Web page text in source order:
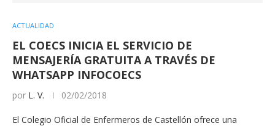
ACTUALIDAD
EL COECS INICIA EL SERVICIO DE
MENSAJERÍA GRATUITA A TRAVÉS DE
WHATSAPP INFOCOECS
por L. V. 02/02/2018
El Colegio Oficial de Enfermeros de Castellón ofrece una